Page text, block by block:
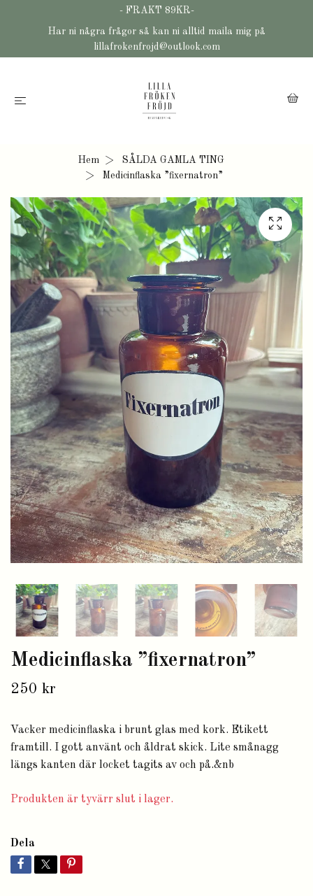
- FRAKT 89KR-
Har ni några frågor så kan ni alltid maila mig på
lillafrokenfrojd@outlook.com
Hem
SÅLDA GAMLA TING
Medicinflaska ”fixernatron”
Medicinflaska ”fixernatron”
250 kr
Vacker medicinflaska i brunt glas med kork. Etikett
framtill. I gott använt och åldrat skick. Lite smånagg
längs kanten där locket tagits av och på.&nb
Produkten är tyvärr slut i lager.
Dela